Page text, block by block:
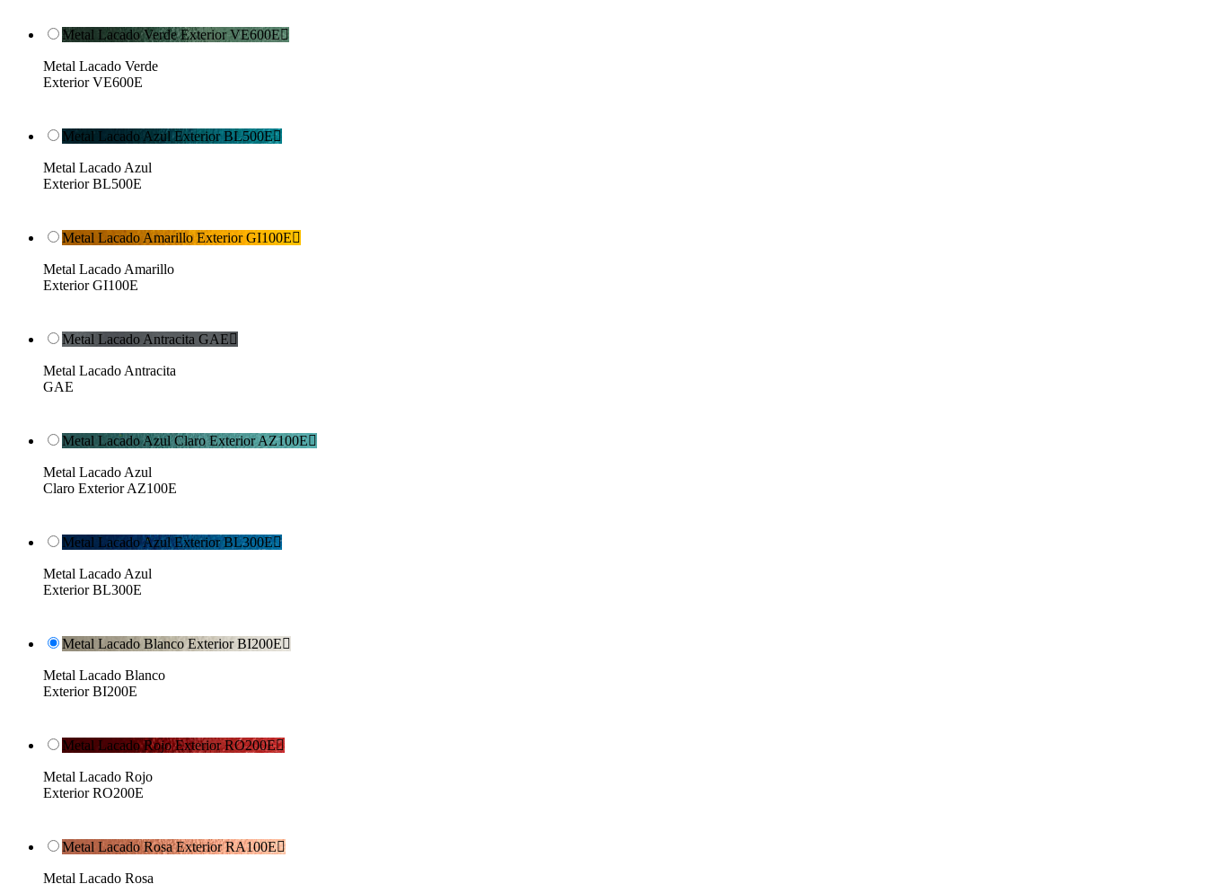
Metal Lacado Verde Exterior VE600E
Metal Lacado Verde
Exterior VE600E
Metal Lacado Azul Exterior BL500E
Metal Lacado Azul
Exterior BL500E
Metal Lacado Amarillo Exterior GI100E
Metal Lacado Amarillo
Exterior GI100E
Metal Lacado Antracita GAE
Metal Lacado Antracita
GAE
Metal Lacado Azul Claro Exterior AZ100E
Metal Lacado Azul
Claro Exterior AZ100E
Metal Lacado Azul Exterior BL300E
Metal Lacado Azul
Exterior BL300E
Metal Lacado Blanco Exterior BI200E
Metal Lacado Blanco
Exterior BI200E
Metal Lacado Rojo Exterior RO200E
Metal Lacado Rojo
Exterior RO200E
Metal Lacado Rosa Exterior RA100E
Metal Lacado Rosa